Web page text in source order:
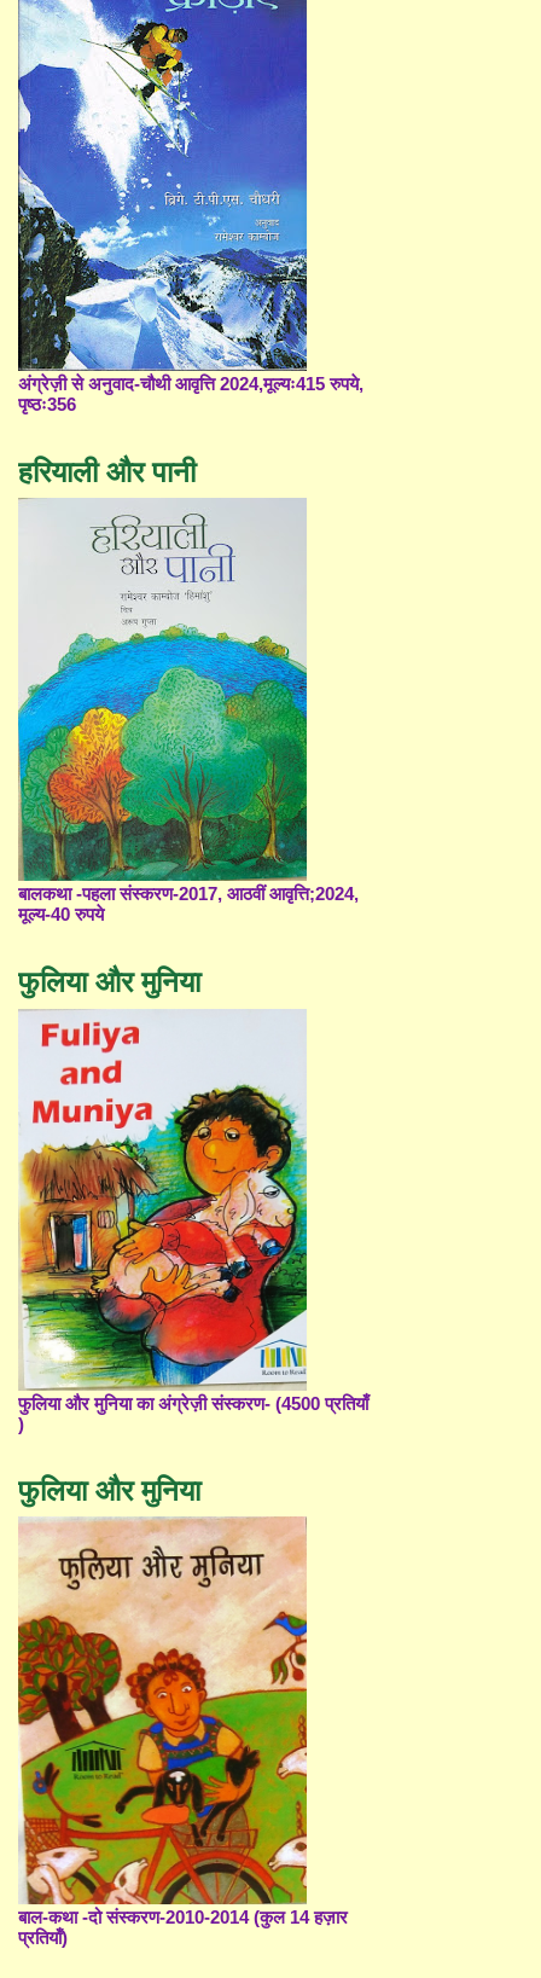
अंग्रेज़ी से अनुवाद-चौथी आवृत्ति 2024,मूल्यः415 रुपये,
पृष्ठः356
हरियाली और पानी
बालकथा -पहला संस्करण-2017, आठवीं आवृत्ति;2024,
मूल्य-40 रुपये
फुलिया और मुनिया
फुलिया और मुनिया का अंग्रेज़ी संस्करण- (4500 प्रतियाँ
)
फुलिया और मुनिया
बाल-कथा -दो संस्करण-2010-2014 (कुल 14 हज़ार
प्रतियाँ)